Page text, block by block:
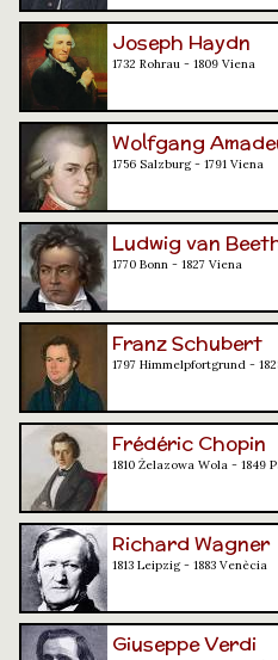
Joseph Haydn
1732 Rohrau - 1809 Viena
Wolfgang
1756 Salzburg - 1791 Viena
Ludwig van
1770 Bonn - 1827 Viena
Franz Schubert
1797 Himmelpfortgrund -
Frédéric Chopin
1810 Żelazowa Wola - 1849
Richard Wagner
1813 Leipzig - 1883 Venècia
Giuseppe Verdi